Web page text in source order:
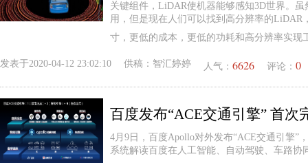
关键组件，LiDAR使机器能够感知3D世界。
用，但是现在人们可以找到高分辨率的LiDAR
寸，更低的成本，更低的功耗和高分辨率实现
发表于2020-04-12 23:02:10 供稿： 智汇婷婷 人气： 6626 评论： 0
4月9日，百度Apollo对外发布“ACE交通引擎”
系统解读百度在人工智能、自动驾驶、车路